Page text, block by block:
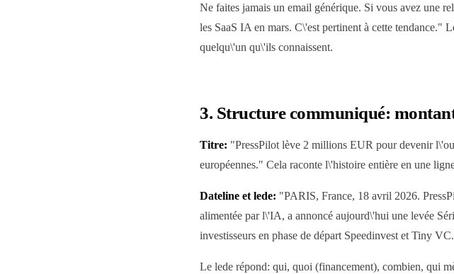
Ne faites jamais un email générique. Si vous avez une
les SaaS IA en mars. C\'est pertinent à cette tendance."
quelqu\'un qu\'ils connaissent.
3. Structure communiqué:
Titre: "PressPilot lève 2 millions EUR pour devenir
européennes." Cela raconte l\'histoire entière en une
Dateline et lede: "PARIS, France, 18 avril 2026.
alimentée par l\'IA, a annoncé aujourd\'hui une levée
investisseurs en phase de départ Speedinvest et Tiny
Le lede répond: qui, quoi (financement), combien, qui